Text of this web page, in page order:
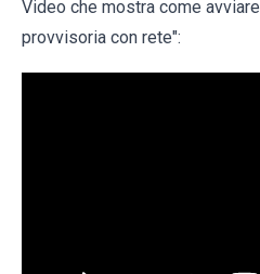
Video che mostra come
provvisoria con rete":